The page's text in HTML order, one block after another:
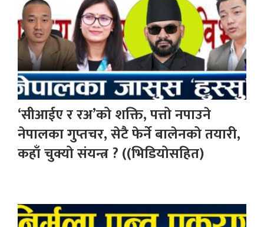
‘सीआईए र रअ’को शक्ति, पत्तो नपाउने
नेपालका गुप्तचर, सेटै फेर्ने बालेनको तयारी,
कहाँ चुक्यो संयन्त्र ? ((भिडियोसहित)